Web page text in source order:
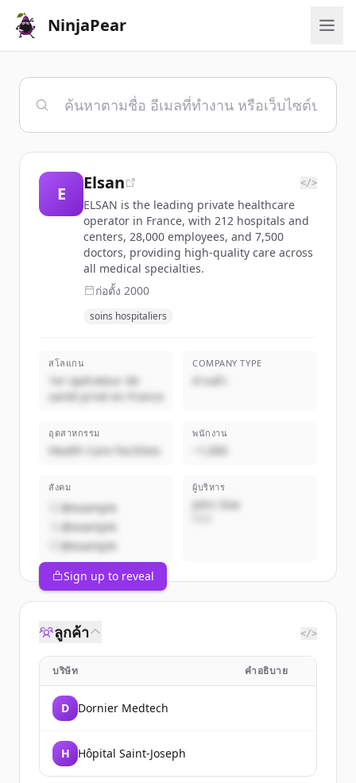
NinjaPear
E
Elsan </>
ELSAN is the leading private healthcare
operator in France, with 212 hospitals and
centers, 28,000 employees, and 7,500
doctors, providing high-quality care across
all medical specialties.
ก่อตั้ง 2000
soins hospitaliers
สโลแกน
1er opérateur de
santé privé en France
COMPANY TYPE
ส่วนตัว
อุตสาหกรรม
Health Care Facilities
พนักงาน
~1,000
สังคม
@example
@example
@example
ผู้บริหาร
John Doe
Sign up to reveal
ลูกค้า </>
บริษัท คำอธิบาย
D Dornier Medtech
H Hôpital Saint-Joseph